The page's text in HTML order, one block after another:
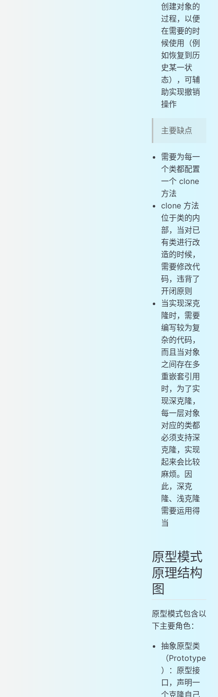
创建对象的
过程，以便
在需要的时
候使用（例
如恢复到历
史某一状
态），可辅
助实现撤销
操作
主要缺点
需要为每一
个类都配置
一个 clone
方法
clone 方法
位于类的内
部，当对已
有类进行改
造的时候，
需要修改代
码，违背了
开闭原则
当实现深克
隆时，需要
编写较为复
杂的代码，
而且当对象
之间存在多
重嵌套引用
时，为了实
现深克隆，
每一层对象
对应的类都
必须支持深
克隆，实现
起来会比较
麻烦。因
此，深克
隆、浅克隆
需要运用得
当
原型模式
原理结构
图
原型模式包含以
下主要角色：
抽象原型类
（Prototype
）：原型接
口，声明一
个克隆自己